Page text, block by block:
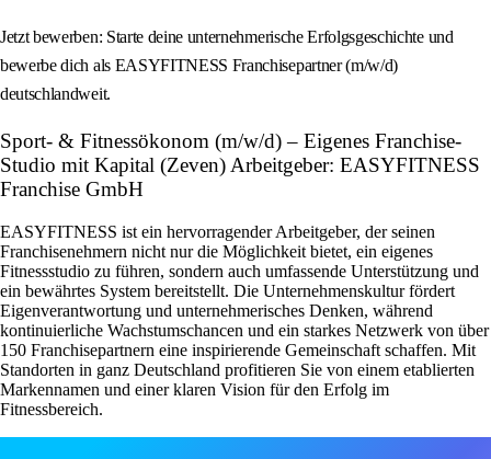
Jetzt bewerben: Starte deine unternehmerische Erfolgsgeschichte und
bewerbe dich als EASYFITNESS Franchisepartner (m/w/d)
deutschlandweit.
Sport- & Fitnessökonom (m/w/d) – Eigenes Franchise-
Studio mit Kapital (Zeven) Arbeitgeber: EASYFITNESS
Franchise GmbH
EASYFITNESS ist ein hervorragender Arbeitgeber, der seinen
Franchisenehmern nicht nur die Möglichkeit bietet, ein eigenes
Fitnessstudio zu führen, sondern auch umfassende Unterstützung und
ein bewährtes System bereitstellt. Die Unternehmenskultur fördert
Eigenverantwortung und unternehmerisches Denken, während
kontinuierliche Wachstumschancen und ein starkes Netzwerk von über
150 Franchisepartnern eine inspirierende Gemeinschaft schaffen. Mit
Standorten in ganz Deutschland profitieren Sie von einem etablierten
Markennamen und einer klaren Vision für den Erfolg im
Fitnessbereich.